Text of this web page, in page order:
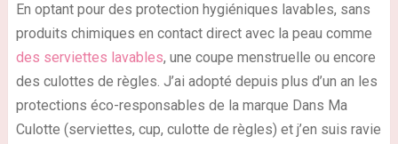
En optant pour des protection hygiéniques lavables, sans
produits chimiques en contact direct avec la peau comme
des serviettes lavables, une coupe menstruelle ou encore
des culottes de règles. J’ai adopté depuis plus d’un an les
protections éco-responsables de la marque Dans Ma
Culotte (serviettes, cup, culotte de règles) et j’en suis ravie